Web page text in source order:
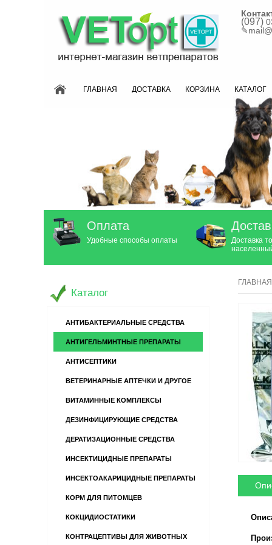
(097)
✎
ГЛАВНАЯ ДОСТАВКА КОРЗИНА КАТАЛОГ
Оплата
Удобные способы оплаты
Доставка
ГЛАВНАЯ
Каталог
АНТИБАКТЕРИАЛЬНЫЕ СРЕДСТВА
АНТИГЕЛЬМИНТНЫЕ ПРЕПАРАТЫ
АНТИСЕПТИКИ
ВЕТЕРИНАРНЫЕ АПТЕЧКИ И ДРУГОЕ
ВИТАМИННЫЕ КОМПЛЕКСЫ
ДЕЗИНФИЦИРУЮЩИЕ СРЕДСТВА
ДЕРАТИЗАЦИОННЫЕ СРЕДСТВА
ИНСЕКТИЦИДНЫЕ ПРЕПАРАТЫ
ИНСЕКТОАКАРИЦИДНЫЕ ПРЕПАРАТЫ
КОРМ ДЛЯ ПИТОМЦЕВ
КОКЦИДИОСТАТИКИ
КОНТРАЦЕПТИВЫ ДЛЯ ЖИВОТНЫХ